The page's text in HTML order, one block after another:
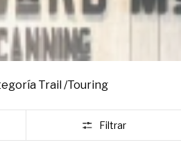
Trail /Touring
Filtrar